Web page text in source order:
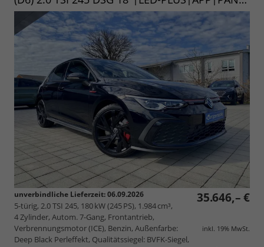
35.646,– €
inkl. 19% MwSt.
unverbindliche Lieferzeit:06.09.2026
5-türig, 2.0 TSI 245, 180 kW (245 PS), 1.984 cm³,
4 Zylinder, Autom. 7-Gang, Frontantrieb,
Verbrennungsmotor (ICE), Benzin, Außenfarbe:
Deep Black Perleffekt, Qualitätssiegel: BVFK-Siegel,